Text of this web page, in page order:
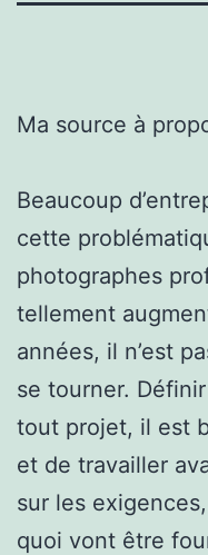
Ma source à
Beaucoup
cette
photographes
tellement
années, il n’est
se tourner.
tout projet, il est
et de travailler
sur les
quoi vont être